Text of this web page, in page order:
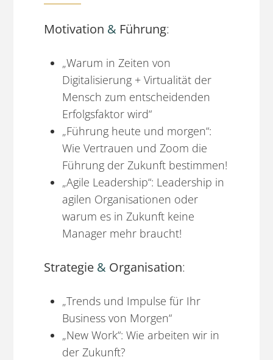
Motivation & Führung:
„Warum in Zeiten von
Digitalisierung + Virtualität der
Mensch zum entscheidenden
Erfolgsfaktor wird“
„Führung heute und morgen“:
Wie Vertrauen und Zoom die
Führung der Zukunft bestimmen!
„Agile Leadership“: Leadership in
agilen Organisationen oder
warum es in Zukunft keine
Manager mehr braucht!
Strategie & Organisation:
„Trends und Impulse für Ihr
Business von Morgen“
„New Work“: Wie arbeiten wir in
der Zukunft?